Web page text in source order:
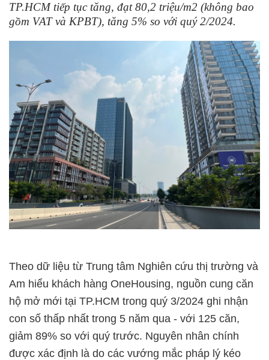
TP.HCM tiếp tục tăng, đạt 80,2 triệu/m2 (không bao
gồm VAT và KPBT), tăng 5% so với quý 2/2024.
Theo dữ liệu từ Trung tâm Nghiên cứu thị trường và
Am hiểu khách hàng OneHousing, nguồn cung căn
hộ mở mới tại TP.HCM trong quý 3/2024 ghi nhận
con số thấp nhất trong 5 năm qua - với 125 căn,
giảm 89% so với quý trước. Nguyên nhân chính
được xác định là do các vướng mắc pháp lý kéo